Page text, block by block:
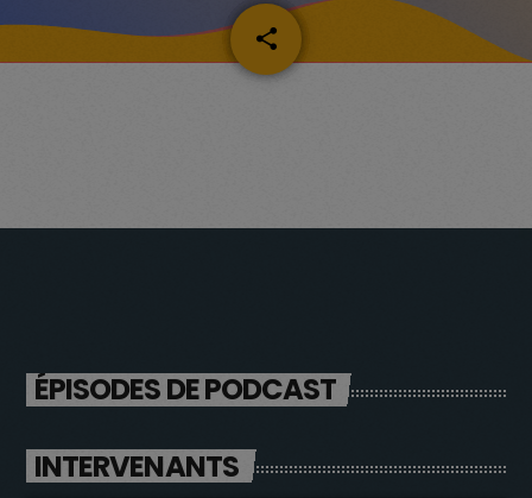
share
email
ÉPISODES DE PODCAST
INTERVENANTS